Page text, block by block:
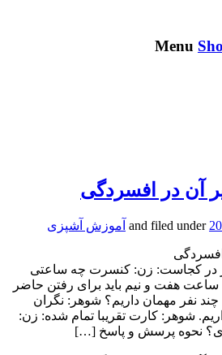
Menu
آن در افسردگی
and filed under آموزش آشپزی
افسردگی
در کجاست: زن: کنسرت چه ساعتی
هفت و نیم باید برای رفتن حاضر
نفر مهمان داریم؟ شوهر: نگران
شوهر: کارت تقریبا تمام شده: زن:
نحوه پرسش و پاسخ […]